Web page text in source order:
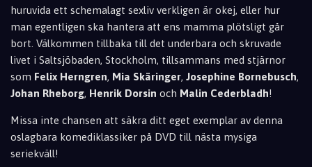
huruvida ett schemalagt sexliv verkligen är okej, eller hur
man egentligen ska hantera att ens mamma plötsligt går
bort. Välkommen tillbaka till det underbara och skruvade
livet i Saltsjöbaden, Stockholm, tillsammans med stjärnor
som Felix Herngren, Mia Skäringer, Josephine Bornebusch,
Johan Rheborg, Henrik Dorsin och Malin Cederbladh!
Missa inte chansen att säkra ditt eget exemplar av denna
oslagbara komediklassiker på DVD till nästa mysiga
seriekväll!